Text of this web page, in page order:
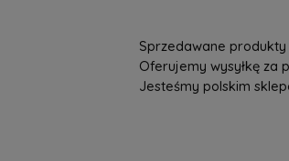
Sprzedawane produkty
Oferujemy wysyłkę za
Jesteśmy polskim